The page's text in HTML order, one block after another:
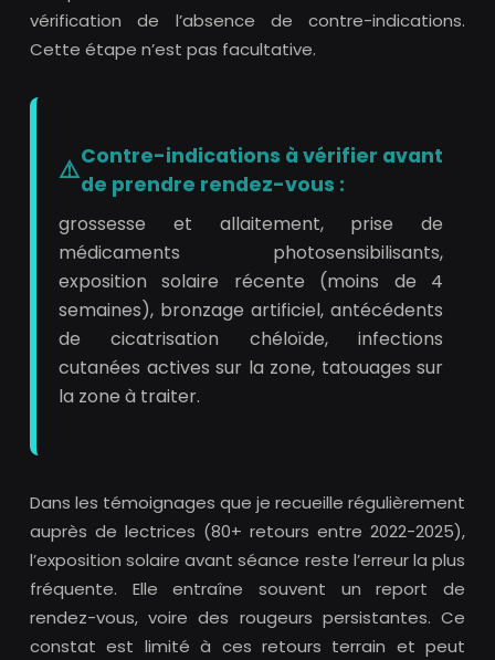
vérification de l’absence de contre-indications.
Cette étape n’est pas facultative.
Contre-indications à vérifier avant
de prendre rendez-vous :
grossesse et allaitement, prise de
médicaments photosensibilisants,
exposition solaire récente (moins de 4
semaines), bronzage artificiel, antécédents
de cicatrisation chéloïde, infections
cutanées actives sur la zone, tatouages sur
la zone à traiter.
Dans les témoignages que je recueille régulièrement
auprès de lectrices (80+ retours entre 2022-2025),
l’exposition solaire avant séance reste l’erreur la plus
fréquente. Elle entraîne souvent un report de
rendez-vous, voire des rougeurs persistantes. Ce
constat est limité à ces retours terrain et peut